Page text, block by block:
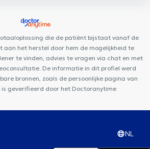
intervention) A(p)prendre Racines
(p) Prendre Racines
Brussels I Care Center
Skin
Mesens Theunissen / De Beukelaer
die de patiënt bijstaat vanaf de
aan het herstel door hem de mogelijkheid te
te vinden, advies te vragen via chat en met
De informatie in dit profiel werd
bronnen, zoals de persoonlijke pagina van
is geverifieerd door het Doctoranytime
NL